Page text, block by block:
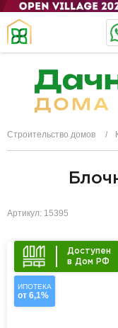
Строительство домов
Артикул: 15395
Доступен
в Дом РФ
ИПОТЕКА
от 6,1%